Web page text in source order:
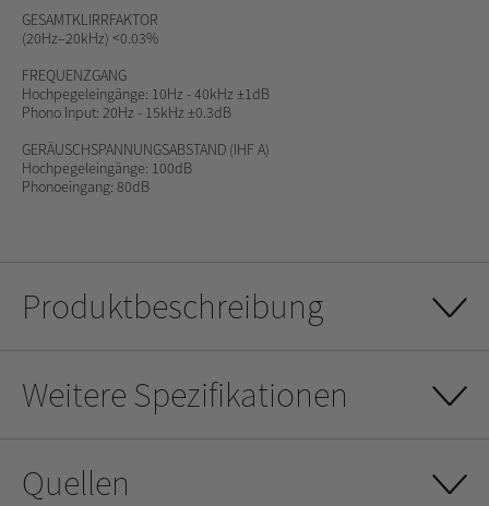
GESAMTKLIRRFAKTOR
(20Hz–20kHz) <0.03%
FREQUENZGANG
Hochpegeleingänge: 10Hz - 40kHz ±1dB
Phono Input: 20Hz - 15kHz ±0.3dB
GERÄUSCHSPANNUNGSABSTAND (IHF A)
Hochpegeleingänge: 100dB
Phonoeingang: 80dB
Produktbeschreibung
Weitere Spezifikationen
Quellen